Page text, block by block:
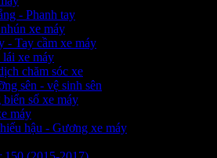
- Phanh tay
xe máy
- Tay cầm xe máy
lái xe máy
chăm sóc xe
sên - vệ sinh sên
số xe máy
máy
hậu - Gương xe máy